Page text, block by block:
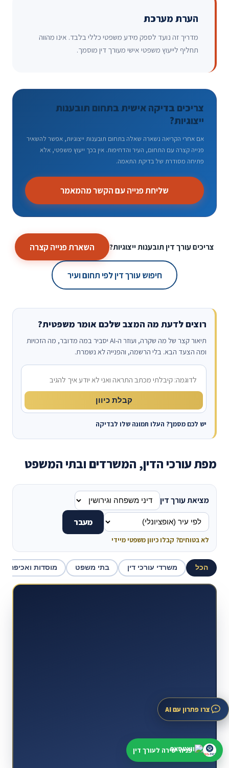
הערת מערכת
מדריך זה נועד לספק מידע משפטי כללי בלבד. אינו מהווה
תחליף לייעוץ משפטי אישי מעורך דין מוסמך.
צריכים בדיקה אישית בתחום תובענות
ייצוגיות?
אם אחרי הקריאה נשארה שאלה בתחום תובענות ייצוגיות, אפשר להשאיר
פנייה קצרה עם התחום, העיר והדחיפות. אין בכך ייעוץ משפטי, אלא
פתיחה מסודרת של בדיקת התאמה.
שליחת פנייה עם הקשר מהמאמר
צריכים עורך דין תובענות ייצוגיות? השארת פנייה קצרה
חיפוש עורך דין לפי תחום ועיר
רוצים לדעת מה המצב שלכם אומר משפטית?
תיאור קצר של מה שקרה, ועוזר ה-AI יסביר במה מדובר, מה הזכויות
ומה הצעד הבא. בלי הרשמה, והפנייה לא נשמרת.
מה קרה?
קבלת כיוון
יש לכם מסמך? העלו תמונה שלו לבדיקה
מפת עורכי הדין, המשרדים ובתי המשפט
מציאת עורך דין
מעבר
לא בטוחים? קבלו כיוון משפטי מיידי
הכל משרדי עורכי דין בתי משפט מוסדות ואכיפה
צרו פתרון עם AI
פניה ישירה לעורך דין